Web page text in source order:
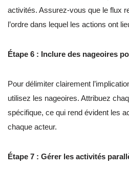
activités. Assurez-vous que le flux
l’ordre dans lequel les actions ont
Étape 6 : Inclure des nageoires
Pour délimiter clairement
utilisez les nageoires. Attribuez
spécifique, ce qui rend évident les
chaque acteur.
Étape 7 : Gérer les activités